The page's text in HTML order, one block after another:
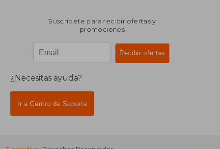
Suscríbete para recibir ofertas y
promociones
¿Necesitas ayuda?
Ir a Centro de Soporte